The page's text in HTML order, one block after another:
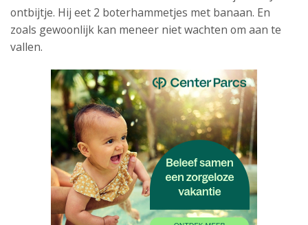
ontbijtje. Hij eet 2 boterhammetjes met banaan. En
zoals gewoonlijk kan meneer niet wachten om aan te
vallen.